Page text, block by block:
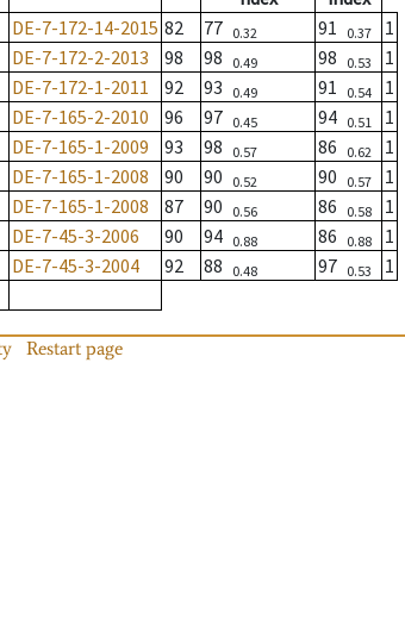
DE-7-172-14-2015 82 77 0.32 91 0.37
1
DE-7-172-2-2013 98 98 0.49 98 0.53
1
DE-7-172-1-2011 92 93 0.49 91 0.54
1
DE-7-165-2-2010 96 97 0.45 94 0.51
1
DE-7-165-1-2009 93 98 0.57 86 0.62
1
DE-7-165-1-2008 90 90 0.52 90 0.57
1
DE-7-165-1-2008 87 90 0.56 86 0.58
1
DE-7-45-3-2006 90 94 0.88 86 0.88
1
DE-7-45-3-2004 92 88 0.48 97 0.53
1
Restart page